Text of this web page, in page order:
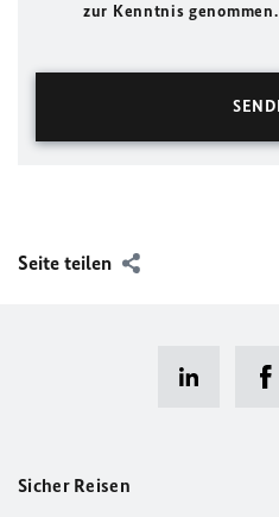
zur Kenntnis genommen.
Seite teilen
Sicher Reisen